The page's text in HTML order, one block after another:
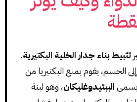
تثبيط بناء جدار الخلية البكتيرية.
الجسم، يقوم بمنع البكتيريا من
الببتيدوغليكان، وهو لبنة